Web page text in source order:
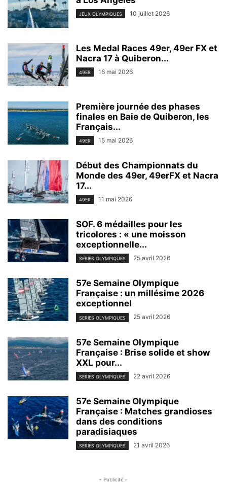
JEUX OLYMPIQUES 10 juillet 2026
Les Medal Races 49er, 49er FX et
Nacra 17 à Quiberon...
49ER 16 mai 2026
Première journée des phases
finales en Baie de Quiberon, les
Français...
49ER 15 mai 2026
Début des Championnats du
Monde des 49er, 49erFX et Nacra
17...
49ER 11 mai 2026
SOF. 6 médailles pour les
tricolores : « une moisson
exceptionnelle...
SERIES OLYMPIQUES 25 avril 2026
57e Semaine Olympique
Française : un millésime 2026
exceptionnel
SERIES OLYMPIQUES 25 avril 2026
57e Semaine Olympique
Française : Brise solide et show
XXL pour...
SERIES OLYMPIQUES 22 avril 2026
57e Semaine Olympique
Française : Matches grandioses
dans des conditions
paradisiaques
SERIES OLYMPIQUES 21 avril 2026
- Publicité -